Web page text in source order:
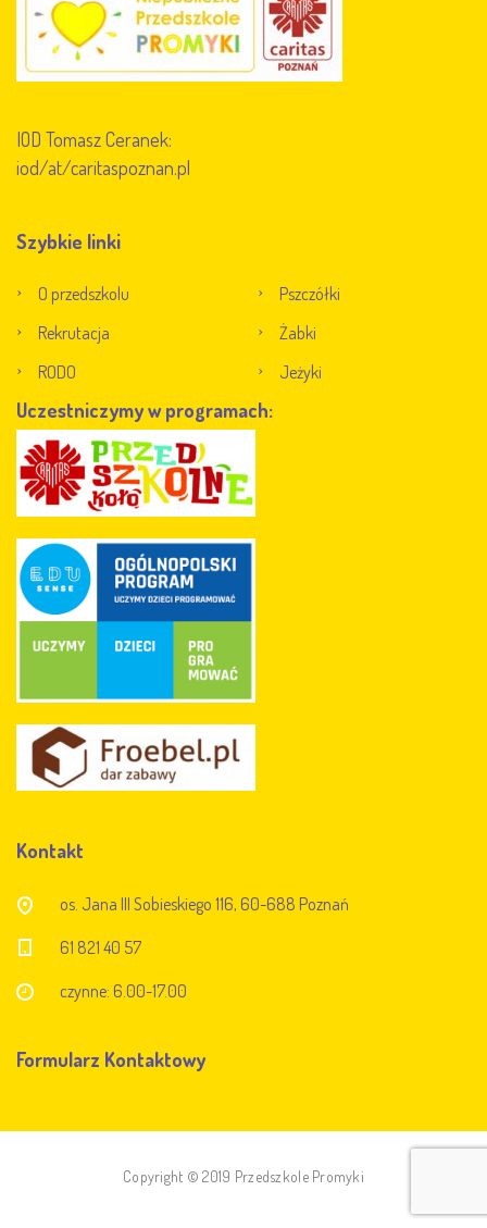
IOD Tomasz Ceranek:
iod/at/caritaspoznan.pl
Szybkie linki
O przedszkolu
Pszczółki
Rekrutacja
Żabki
RODO
Jeżyki
Uczestniczymy w programach:
Kontakt
os. Jana III Sobieskiego 116, 60-688 Poznań
61 821 40 57
czynne: 6.00-17.00
Formularz Kontaktowy
Copyright © 2019 Przedszkole Promyki